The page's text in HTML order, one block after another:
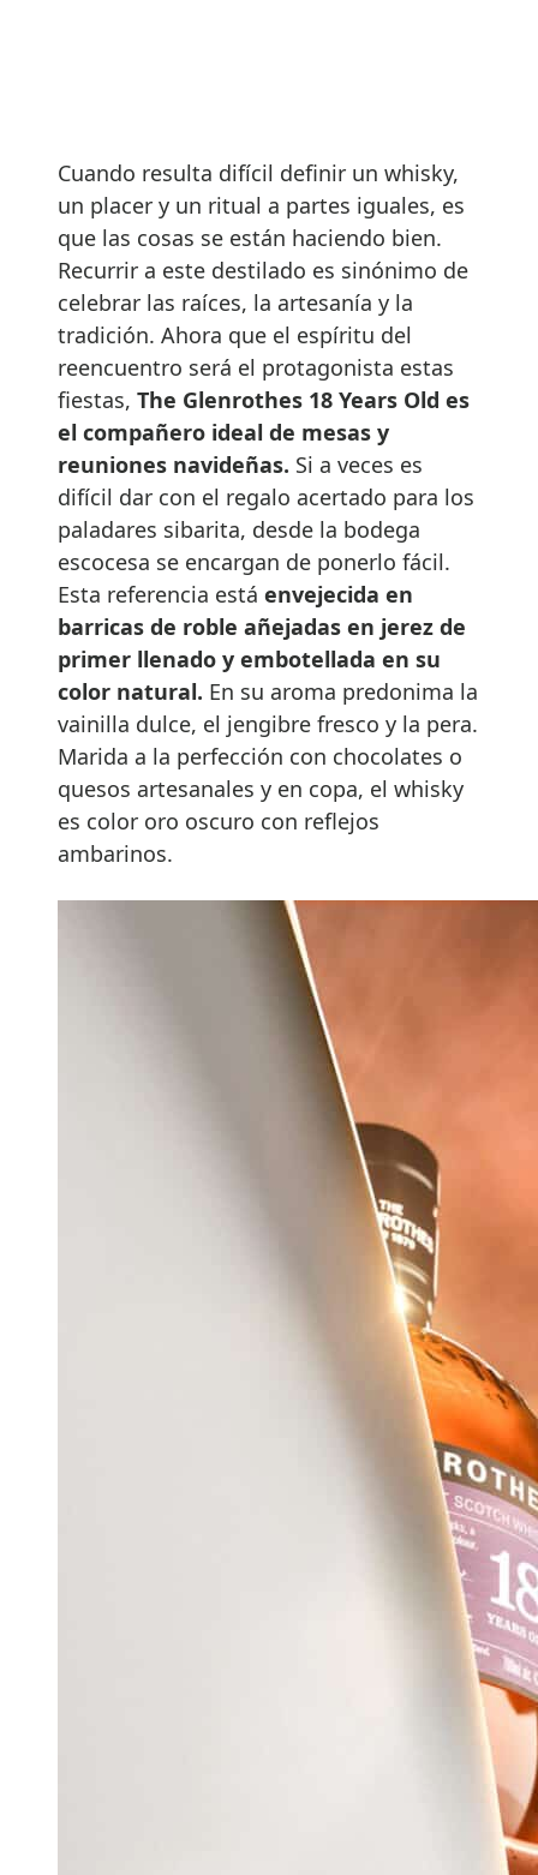
Cuando resulta difícil definir un whisky,
un placer y un ritual a partes iguales, es
que las cosas se están haciendo bien.
Recurrir a este destilado es sinónimo de
celebrar las raíces, la artesanía y la
tradición. Ahora que el espíritu del
reencuentro será el protagonista estas
fiestas, The Glenrothes 18 Years Old es
el compañero ideal de mesas y
reuniones navideñas. Si a veces es
difícil dar con el regalo acertado para los
paladares sibarita, desde la bodega
escocesa se encargan de ponerlo fácil.
Esta referencia está envejecida en
barricas de roble añejadas en jerez de
primer llenado y embotellada en su
color natural. En su aroma predonima la
vainilla dulce, el jengibre fresco y la pera.
Marida a la perfección con chocolates o
quesos artesanales y en copa, el whisky
es color oro oscuro con reflejos
ambarinos.